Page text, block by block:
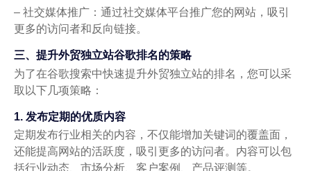
– 社交媒体推广：通过社交媒体平台推广您的网站，吸引
更多的访问者和反向链接。
三、提升外贸独立站谷歌排名的策略
为了在谷歌搜索中快速提升外贸独立站的排名，您可以采
取以下几项策略：
1. 发布定期的优质内容
定期发布行业相关的内容，不仅能增加关键词的覆盖面，
还能提高网站的活跃度，吸引更多的访问者。内容可以包
括行业动态、市场分析、客户案例、产品评测等。